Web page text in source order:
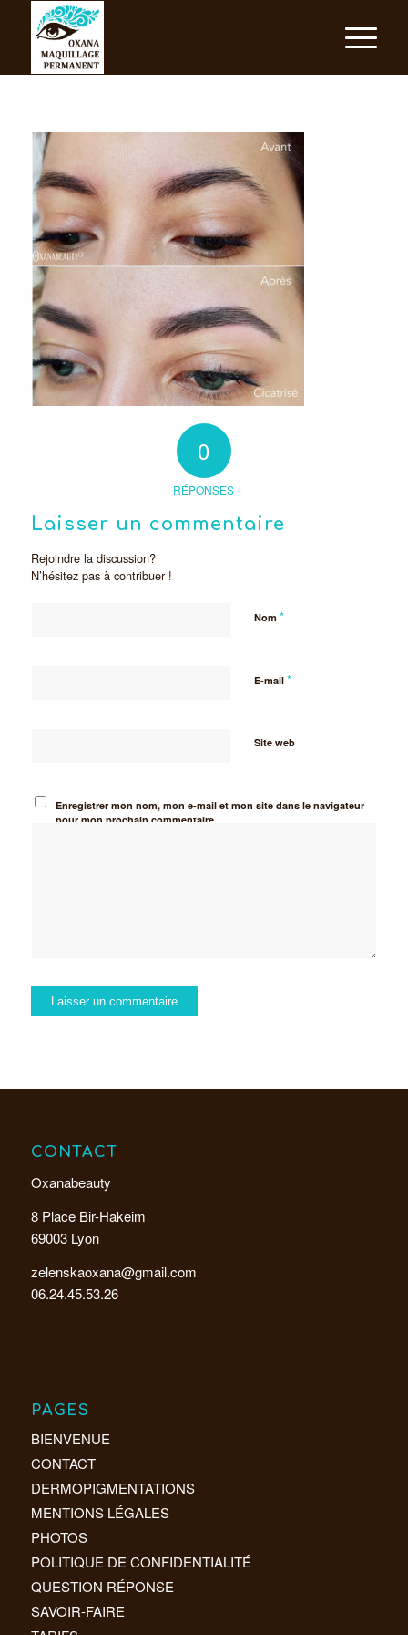
0
RÉPONSES
Laisser un commentaire
Rejoindre la discussion?
N’hésitez pas à contribuer !
Nom *
E-mail *
Site web
Enregistrer mon nom, mon e-mail et mon site dans le navigateur
pour mon prochain commentaire.
CONTACT
Oxanabeauty
8 Place Bir-Hakeim
69003 Lyon
zelenskaoxana@gmail.com
06.24.45.53.26
PAGES
BIENVENUE
CONTACT
DERMOPIGMENTATIONS
MENTIONS LÉGALES
PHOTOS
POLITIQUE DE CONFIDENTIALITÉ
QUESTION RÉPONSE
SAVOIR-FAIRE